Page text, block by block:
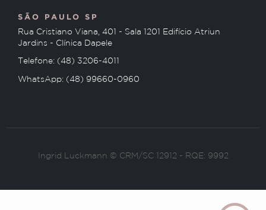
SÃO PAULO SP
Rua Cristiano Viana, 401 - Sala 1201 Edifício Atriun
Jardins - Clínica Dapele
Telefone: (48) 3206-4011
WhatsApp: (48) 99660-0960
Ingrid Luckmann © CRM/SC 12912 - RQE: 9992